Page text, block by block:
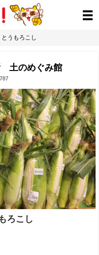
うもろこし
土のめぐみ館
787
ろこし